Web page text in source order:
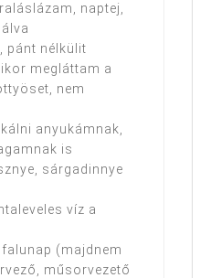
naptej,
pánt nélkülit
megláttam a
nem
anyukámnak,
is
sárgadinnye
víz a
(majdnem
műsorvezető